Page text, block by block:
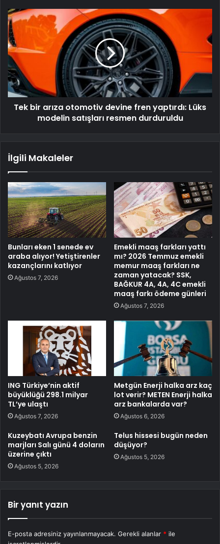
Tek bir arıza otomotiv devine fren yaptırdı: Lüks
modelin satışları resmen durduruldu
İlgili Makaleler
Bunları eken 1 senede ev
araba alıyor! Yetiştirenler
kazançlarını katlıyor
Ağustos 7, 2026
Emekli maaş farkları yattı
mı? 2026 Temmuz emekli
memur maaş farkları ne
zaman yatacak? SSK,
BAĞKUR 4A, 4A, 4C emekli
maaş farkı ödeme günleri
Ağustos 7, 2026
ING Türkiye’nin aktif
büyüklüğü 298.1 milyar
TL’ye ulaştı
Ağustos 7, 2026
Metgün Enerji halka arz kaç
lot verir? METEN Enerji halka
arz bankalarda var?
Ağustos 6, 2026
Kuzeybatı Avrupa benzin
marjları Salı günü 4 doların
üzerine çıktı
Ağustos 5, 2026
Telus hissesi bugün neden
düşüyor?
Ağustos 5, 2026
Bir yanıt yazın
E-posta adresiniz yayınlanmayacak. Gerekli alanlar * ile